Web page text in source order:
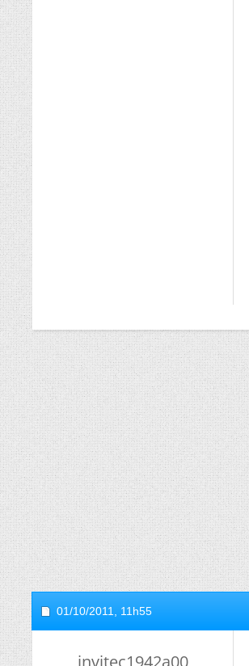
01/10/2011, 11h55
invitec1942a00